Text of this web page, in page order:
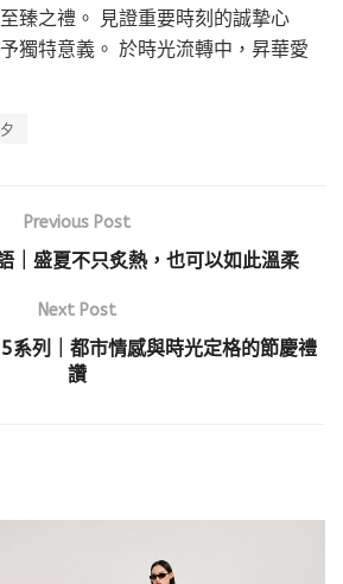
臻之禮。 見證重要時刻的誠摯心
獨特意義。 於時光流轉中，昇華愛
Previous Post
｜盛夏不只炙熱，也可以如此溫柔
Next Post
系列｜都市情感與時光定格的節慶禮
讚